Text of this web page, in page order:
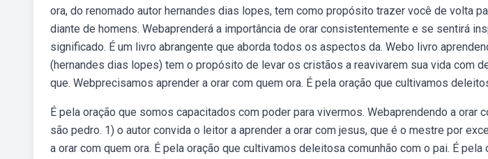
ora, do renomado autor hernandes dias lopes, tem como propósito trazer você de volta
diante de homens. Webaprenderá a importância de orar consistentemente e se sentirá
significado. É um livro abrangente que aborda todos os aspectos da. Webo livro
(hernandes dias lopes) tem o propósito de levar os cristãos a reavivarem sua vida com
que. Webprecisamos aprender a orar com quem ora. É pela oração que cultivamos
É pela oração que somos capacitados com poder para vivermos. Webaprendendo a orar
são pedro. 1) o autor convida o leitor a aprender a orar com jesus, que é o mestre por
a orar com quem ora. É pela oração que cultivamos deleitosa comunhão com o pai. É